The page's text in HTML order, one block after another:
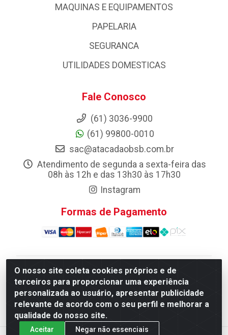
O nosso site coleta cookies próprios e de
terceiros para proporcionar uma experiência
personalizada ao usuário, apresentar publicidade
relevante de acordo com o seu perfil e melhorar a
qualidade do nosso site.
Aceitar Negar não essenciais
MAQUINAS E EQUIPAMENTOS
PAPELARIA
SEGURANCA
UTILIDADES DOMESTICAS
Fale Conosco
(61) 3036-9900
(61) 99800-0010
sac@atacadaobsb.com.br
Atendimento de segunda a sexta-feira das
08h às 12h e das 13h30 às 17h30
Instagram
Formas de Pagamento
Atacadao da Limpeza F. Pereira Queiroz Comercio e
Distribuicao LTDA - Quadra Qi 10 Lotes 39 e, 41 - Setor
Industrial (Taguatinga), Brasília/DF - CEP 72.135-100 -
CNPJ 13.184.675/0001-80